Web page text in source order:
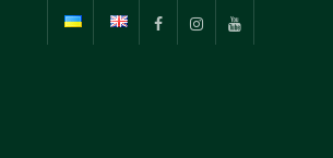
FacebookInstagramYoutube